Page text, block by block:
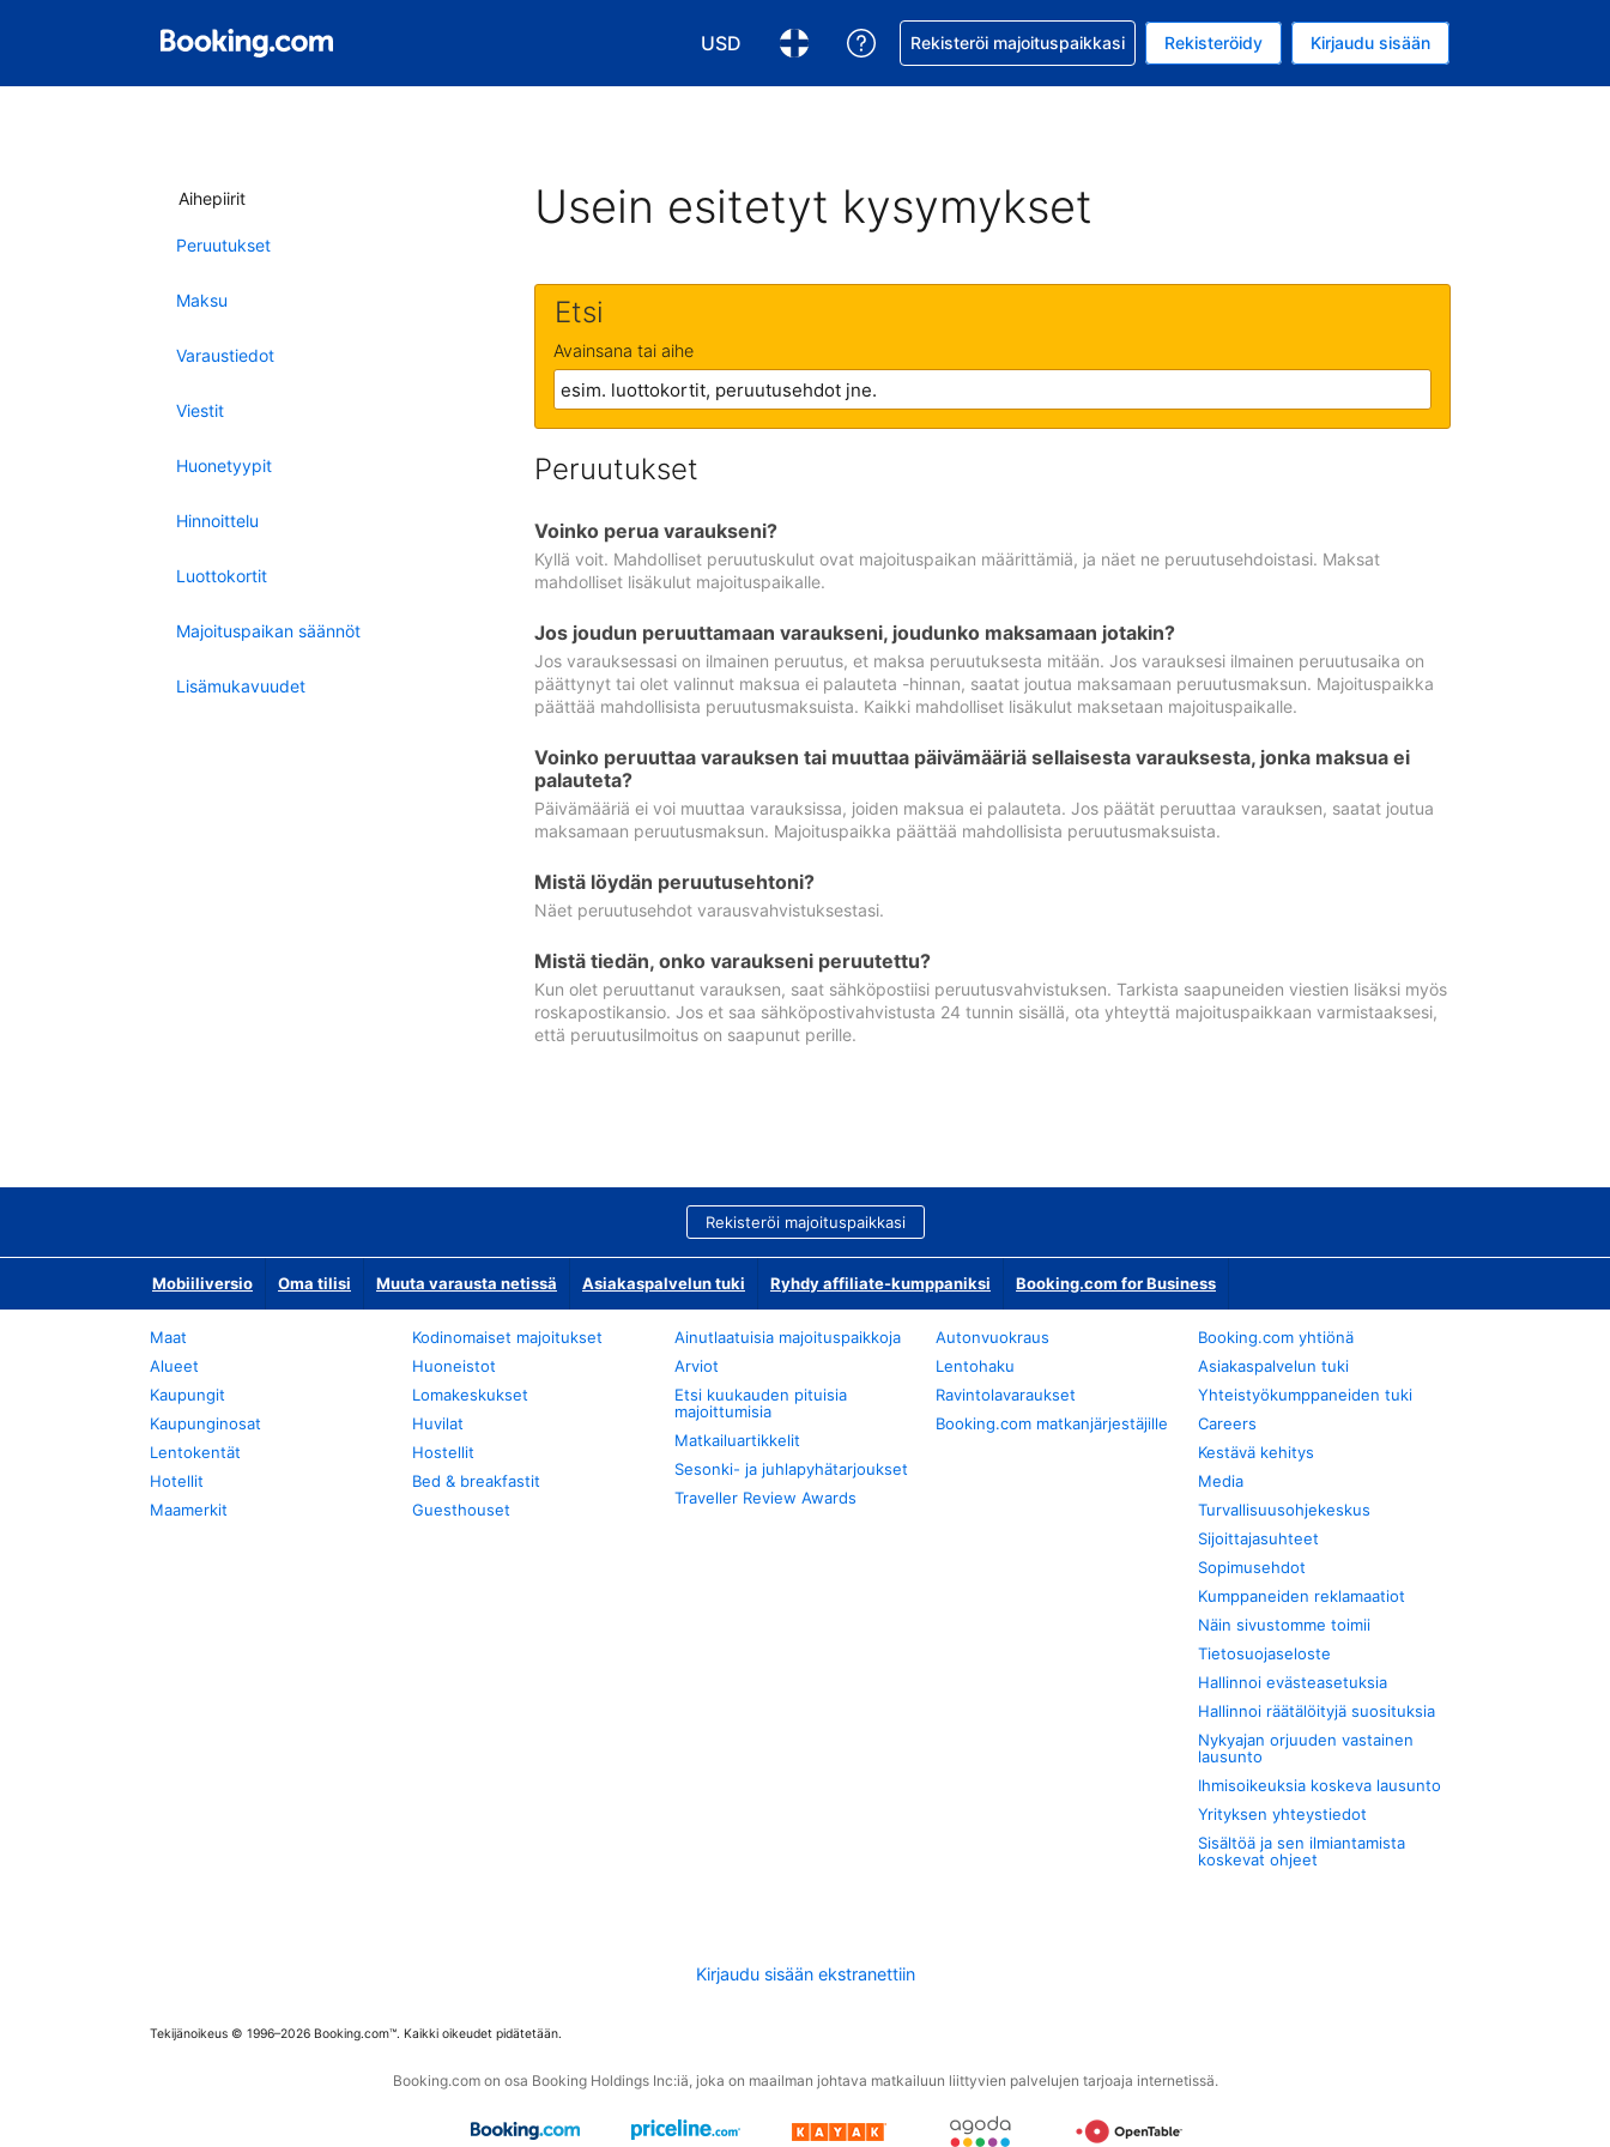
USD
Valitse valuutta. Tämänhetkinen valuutta on Yhdysvaltain dollari
Valitse kieli. Tämänhetkinen kieli on Suomi
Pyydä apua varauksesi kanssa
Rekisteröi majoituspaikkasi Rekisteröidy Kirjaudu sisään
Aihepiirit
Peruutukset
Maksu
Varaustiedot
Viestit
Huonetyypit
Hinnoittelu
Luottokortit
Majoituspaikan säännöt
Lisämukavuudet
Usein esitetyt kysymykset
Etsi
Avainsana tai aihe
Peruutukset
Voinko perua varaukseni?
Kyllä voit. Mahdolliset peruutuskulut ovat majoituspaikan määrittämiä, ja näet ne peruutusehdoistasi. Maksat
mahdolliset lisäkulut majoituspaikalle.
Jos joudun peruuttamaan varaukseni, joudunko maksamaan jotakin?
Jos varauksessasi on ilmainen peruutus, et maksa peruutuksesta mitään. Jos varauksesi ilmainen peruutusaika on
päättynyt tai olet valinnut maksua ei palauteta -hinnan, saatat joutua maksamaan peruutusmaksun. Majoituspaikka
päättää mahdollisista peruutusmaksuista. Kaikki mahdolliset lisäkulut maksetaan majoituspaikalle.
Voinko peruuttaa varauksen tai muuttaa päivämääriä sellaisesta varauksesta, jonka maksua ei
palauteta?
Päivämääriä ei voi muuttaa varauksissa, joiden maksua ei palauteta. Jos päätät peruuttaa varauksen, saatat joutua
maksamaan peruutusmaksun. Majoituspaikka päättää mahdollisista peruutusmaksuista.
Mistä löydän peruutusehtoni?
Näet peruutusehdot varausvahvistuksestasi.
Mistä tiedän, onko varaukseni peruutettu?
Kun olet peruuttanut varauksen, saat sähköpostiisi peruutusvahvistuksen. Tarkista saapuneiden viestien lisäksi myös
roskapostikansio. Jos et saa sähköpostivahvistusta 24 tunnin sisällä, ota yhteyttä majoituspaikkaan varmistaaksesi,
että peruutusilmoitus on saapunut perille.
Rekisteröi majoituspaikkasi
Mobiiliversio Oma tilisi Muuta varausta netissä Asiakaspalvelun tuki Ryhdy affiliate-kumppaniksi Booking.com for Business
Maat
Alueet
Kaupungit
Kaupunginosat
Lentokentät
Hotellit
Maamerkit
Kodinomaiset majoitukset
Huoneistot
Lomakeskukset
Huvilat
Hostellit
Bed & breakfastit
Guesthouset
Ainutlaatuisia majoituspaikkoja
Arviot
Etsi kuukauden pituisia
majoittumisia
Matkailuartikkelit
Sesonki- ja juhlapyhätarjoukset
Traveller Review Awards
Autonvuokraus
Lentohaku
Ravintolavaraukset
Booking.com matkanjärjestäjille
Booking.com yhtiönä
Asiakaspalvelun tuki
Yhteistyökumppaneiden tuki
Careers
Kestävä kehitys
Media
Turvallisuusohjekeskus
Sijoittajasuhteet
Sopimusehdot
Kumppaneiden reklamaatiot
Näin sivustomme toimii
Tietosuojaseloste
Hallinnoi evästeasetuksia
Hallinnoi räätälöityjä suosituksia
Nykyajan orjuuden vastainen
lausunto
Ihmisoikeuksia koskeva lausunto
Yrityksen yhteystiedot
Sisältöä ja sen ilmiantamista
koskevat ohjeet
Kirjaudu sisään ekstranettiin
Tekijänoikeus © 1996–2026 Booking.com™. Kaikki oikeudet pidätetään.
Booking.com on osa Booking Holdings Inc:iä, joka on maailman johtava matkailuun liittyvien palvelujen tarjoaja internetissä.